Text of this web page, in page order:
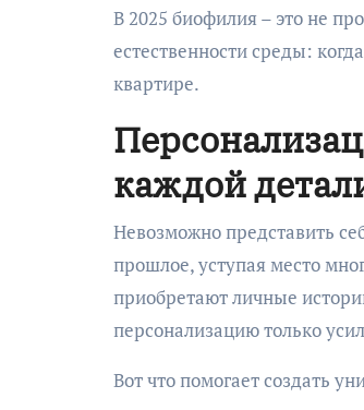
В 2025 биофилия – это не
естественности среды:
квартире.
каждой
Невозможно представить
прошлое, уступая место
приобретают личные
персонализацию только
Вот что помогает создать